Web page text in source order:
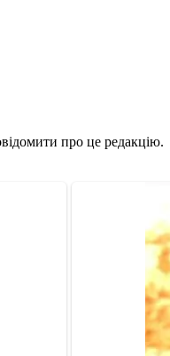
про це редакцію.